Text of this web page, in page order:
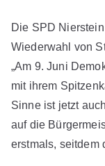
Die SPD
Wiederwahl von
„Am 9. Juni
mit ihrem
Sinne ist jetzt
auf die
erstmals, seitdem